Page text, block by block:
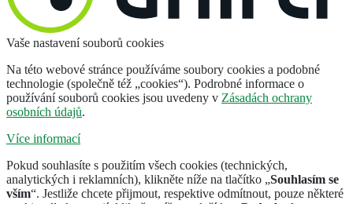
Vaše nastavení souborů cookies
Na této webové stránce používáme soubory cookies a podobné
technologie (společně též „cookies“). Podrobné informace o
používání souborů cookies jsou uvedeny v Zásadách ochrany
osobních údajů.
Více informací
Pokud souhlasíte s použitím všech cookies (technických,
analytických i reklamních), klikněte níže na tlačítko „Souhlasím se
vším“. Jestliže chcete přijmout, respektive odmítnout, pouze některé